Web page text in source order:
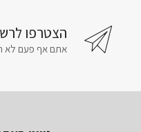
הצטרפו
אתם אף פעם לא